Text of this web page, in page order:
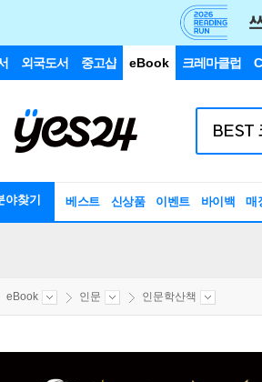
외국도서 중고샵 eBook 크레마클럽
야찾기 베스트 신상품 이벤트 바이백 매
eBook 인문 인문학산책